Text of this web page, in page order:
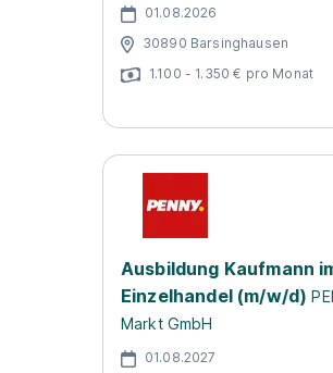
01.08.2026
30890 Barsinghausen
1.100 - 1.350 € pro Monat
Ausbildung Kaufmann
Einzelhandel (m/w/d)
Markt GmbH
01.08.2027